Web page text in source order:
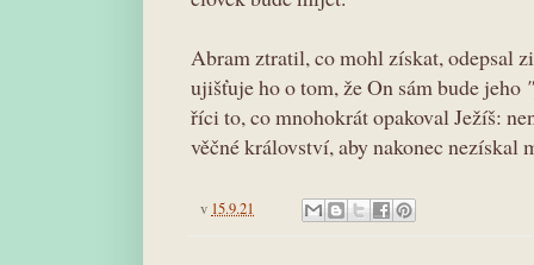
Abram ztratil, co mohl získat, odepsal
ujišťuje ho o tom, že On sám bude jeho
říci to, co mnohokrát opakoval Ježíš:
věčné království, aby nakonec nezískal
v 15.9.21